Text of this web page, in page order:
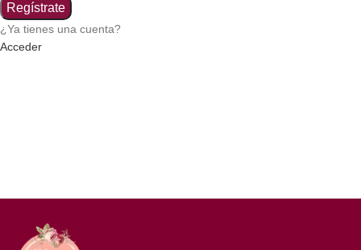
Regístrate
¿Ya tienes una cuenta?
Acceder